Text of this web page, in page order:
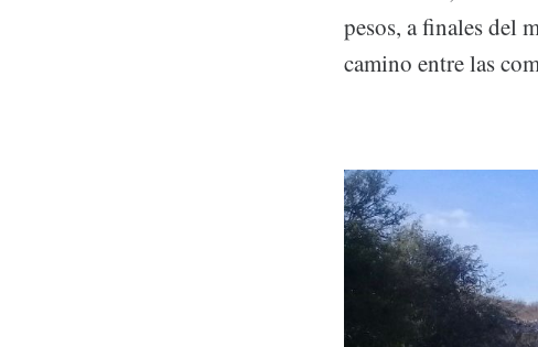
pesos, a finales del
camino entre las